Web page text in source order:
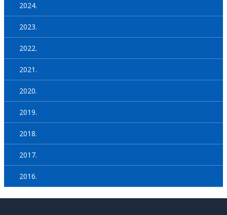
2024.
2023.
2022.
2021.
2020.
2019.
2018.
2017.
2016.